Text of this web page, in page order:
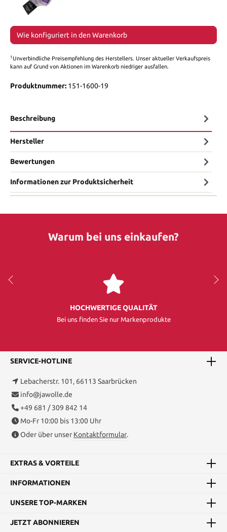
Wie konfiguriert in den Warenkorb
1 Unverbindliche Preisempfehlung des Herstellers. Unser aktueller Verkaufspreis
kann auf Grund von Aktionen im Warenkorb niedriger ausfallen.
Produktnummer: 151-1600-19
Beschreibung
Hersteller
Bewertungen
Informationen zur Produktsicherheit
Warum bei uns einkaufen?
HOCHWERTIGE QUALITÄT
Bei uns finden Sie nur Markenprodukte
SERVICE-HOTLINE
Lebacherstr. 101, 66113 Saarbrücken
info@jawolle.de
+49 681 / 309 842 14
Mo-Fr 10:00 bis 13:00 Uhr
Oder über unser Kontaktformular.
EXTRAS & VORTEILE
INFORMATIONEN
UNSERE TOP-MARKEN
JETZT ABONNIEREN